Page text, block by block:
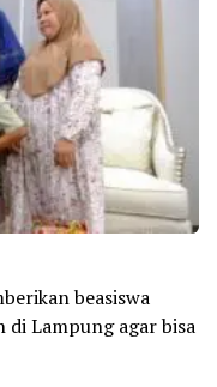
beasiswa
di Lampung agar bisa